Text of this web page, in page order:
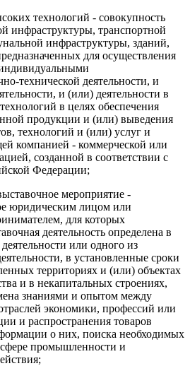
технологий - совокупность
инфраструктуры, транспортной
инфраструктуры, зданий,
для осуществления
технической деятельности, и
и (или) деятельности в
в целях обеспечения
продукции и (или) выведения
технологий и (или) услуг и
компанией - коммерческой или
созданной в соответствии с
Федерации;
мероприятие -
юридическим лицом или
для которых
деятельность определена в
или одного из
в установленные сроки
территориях и (или) объектах
и в некапитальных строениях,
знаниями и опытом между
экономики, профессий или
и распространения товаров
о них, поиска необходимых
промышленности и